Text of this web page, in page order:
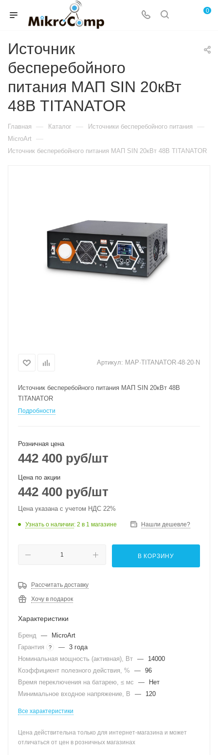
0
Источник
бесперебойного
питания МАП SIN 20кВт
48В TITANATOR
Главная — Каталог — Источники бесперебойного питания —
MicroArt —
Источник бесперебойного питания МАП SIN 20кВт 48В TITANATOR
Артикул: MAP·TITANATOR·48·20·N
Источник бесперебойного питания МАП SIN 20кВт 48В
TITANATOR
Подробности
Розничная цена
442 400 руб/шт
Цена по акции
442 400 руб/шт
Цена указана с учетом НДС 22%
Узнать о наличии: 2 в 1 магазине Нашли дешевле?
В КОРЗИНУ
Рассчитать доставку
Хочу в подарок
Характеристики
Бренд —
MicroArt
Гарантия
? — 3 года
Номинальная мощность (активная), Вт —
14000
Коэффициент полезного действия, %
— 96
Время переключения на батарею, ≤ мс
—
Нет
Минимальное входное напряжение, В
— 120
Все характеристики
Цена действительна только для интернет-магазина и может
отличаться от цен в розничных магазинах